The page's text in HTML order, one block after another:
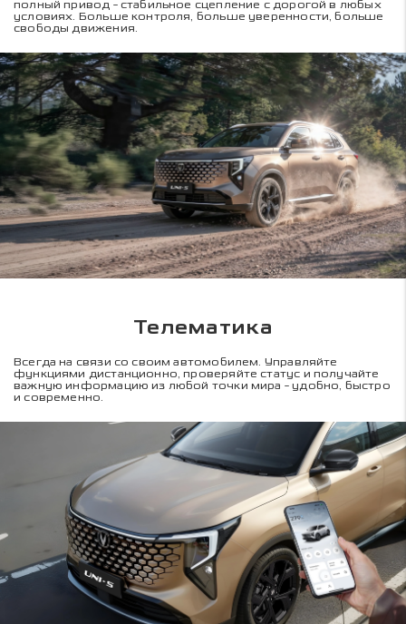
полный привод - стабильное сцепление с дорогой в любых
условиях. Больше контроля, больше уверенности, больше
свободы движения.
Телематика
Всегда на связи со своим автомобилем. Управляйте
функциями дистанционно, проверяйте статус и получайте
важную информацию из любой точки мира - удобно, быстро
и современно.